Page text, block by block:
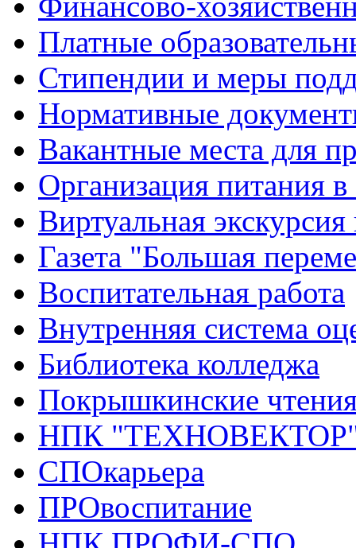
Платные
Стипендии и меры
Нормативные
Вакантные места для
Организация питания в
Виртуальная
Газета "Большая
Воспитательная работа
Внутренняя система
Библиотека колледжа
Покрышкинские
НПК
СПОкарьера
ПРОвоспитание